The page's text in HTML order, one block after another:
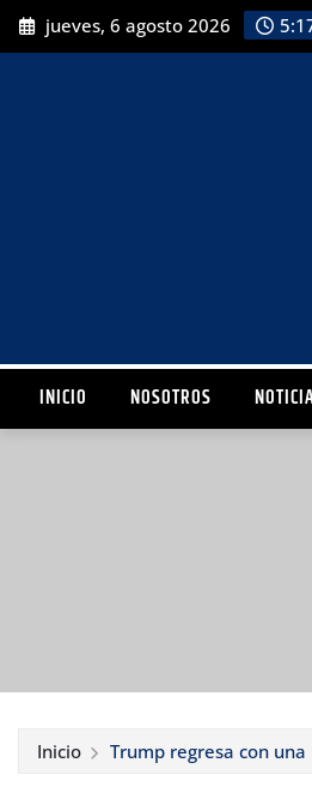
jueves, 6 agosto 2026
INICIO NOSOTROS
Inicio Trump regresa con